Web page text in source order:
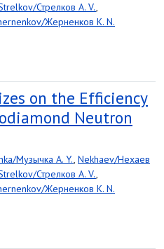
Стрелков A. V.,
Жерненков K. N.
on the Efficiency
Neutron
Музычка A. Y., Nekhaev/Нехаев
Стрелков A. V.,
Жерненков K. N.